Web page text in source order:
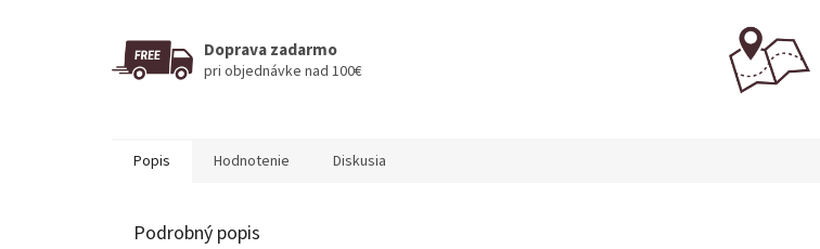
Doprava zadarmo
pri objednávke nad 100€
Popis Hodnotenie Diskusia
Podrobný popis